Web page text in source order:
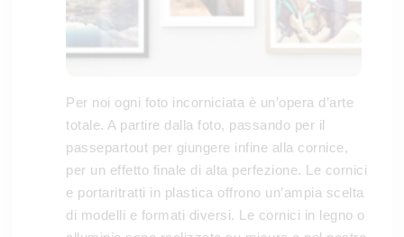
Per noi ogni foto incorniciata è un’opera d’arte
totale. A partire dalla foto, passando per il
passepartout per giungere infine alla cornice,
per un effetto finale di alta perfezione. Le cornici
e portaritratti in plastica offrono un’ampia scelta
di modelli e formati diversi. Le cornici in legno o